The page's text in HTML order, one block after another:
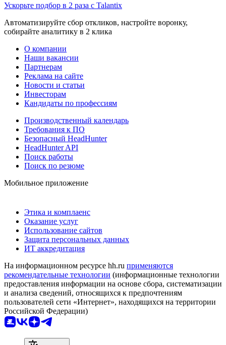
Ускорьте подбор в 2 раза с Talantix
Автоматизируйте сбор откликов, настройте воронку,
собирайте аналитику в 2 клика
О компании
Наши вакансии
Партнерам
Реклама на сайте
Новости и статьи
Инвесторам
Кандидаты по профессиям
Производственный календарь
Требования к ПО
Безопасный HeadHunter
HeadHunter API
Поиск работы
Поиск по резюме
Мобильное приложение
Этика и комплаенс
Оказание услуг
Использование сайтов
Защита персональных данных
ИТ аккредитация
На информационном ресурсе hh.ru применяются
рекомендательные технологии (информационные технологии
предоставления информации на основе сбора, систематизации
и анализа сведений, относящихся к предпочтениям
пользователей сети «Интернет», находящихся на территории
Российской Федерации)